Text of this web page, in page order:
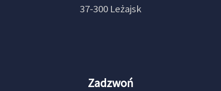
37-300 Leżajsk
Zadzwoń